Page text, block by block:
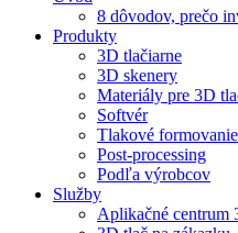
8 dôvodov, prečo
Produkty
3D tlačiarne
3D skenery
Materiály pre 3D
Softvér
Tlakové formovanie
Post-processing
Podľa výrobcov
Služby
Aplikačné centrum